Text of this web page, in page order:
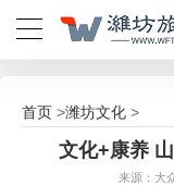
首页 >潍坊文化 >
文化+康养
来源：大